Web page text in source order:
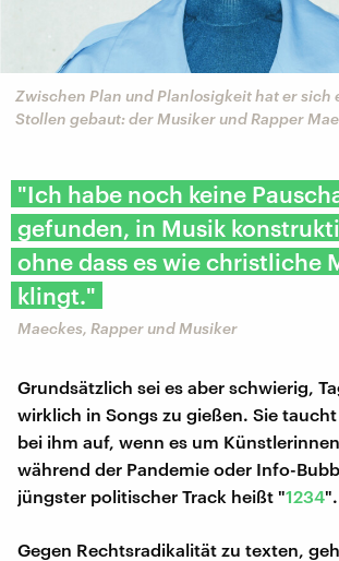
Zwischen Plan und Planlosigkeit hat er sich
Stollen gebaut: der Musiker und Rapper
"Ich habe noch keine
gefunden, in Musik
ohne dass es wie christliche
klingt."
Maeckes, Rapper und Musiker
Grundsätzlich sei es aber schwierig,
wirklich in Songs zu gießen. Sie
bei ihm auf, wenn es um
während der Pandemie oder Info-
jüngster politischer Track heißt "1234".
Gegen Rechtsradikalität zu texten,